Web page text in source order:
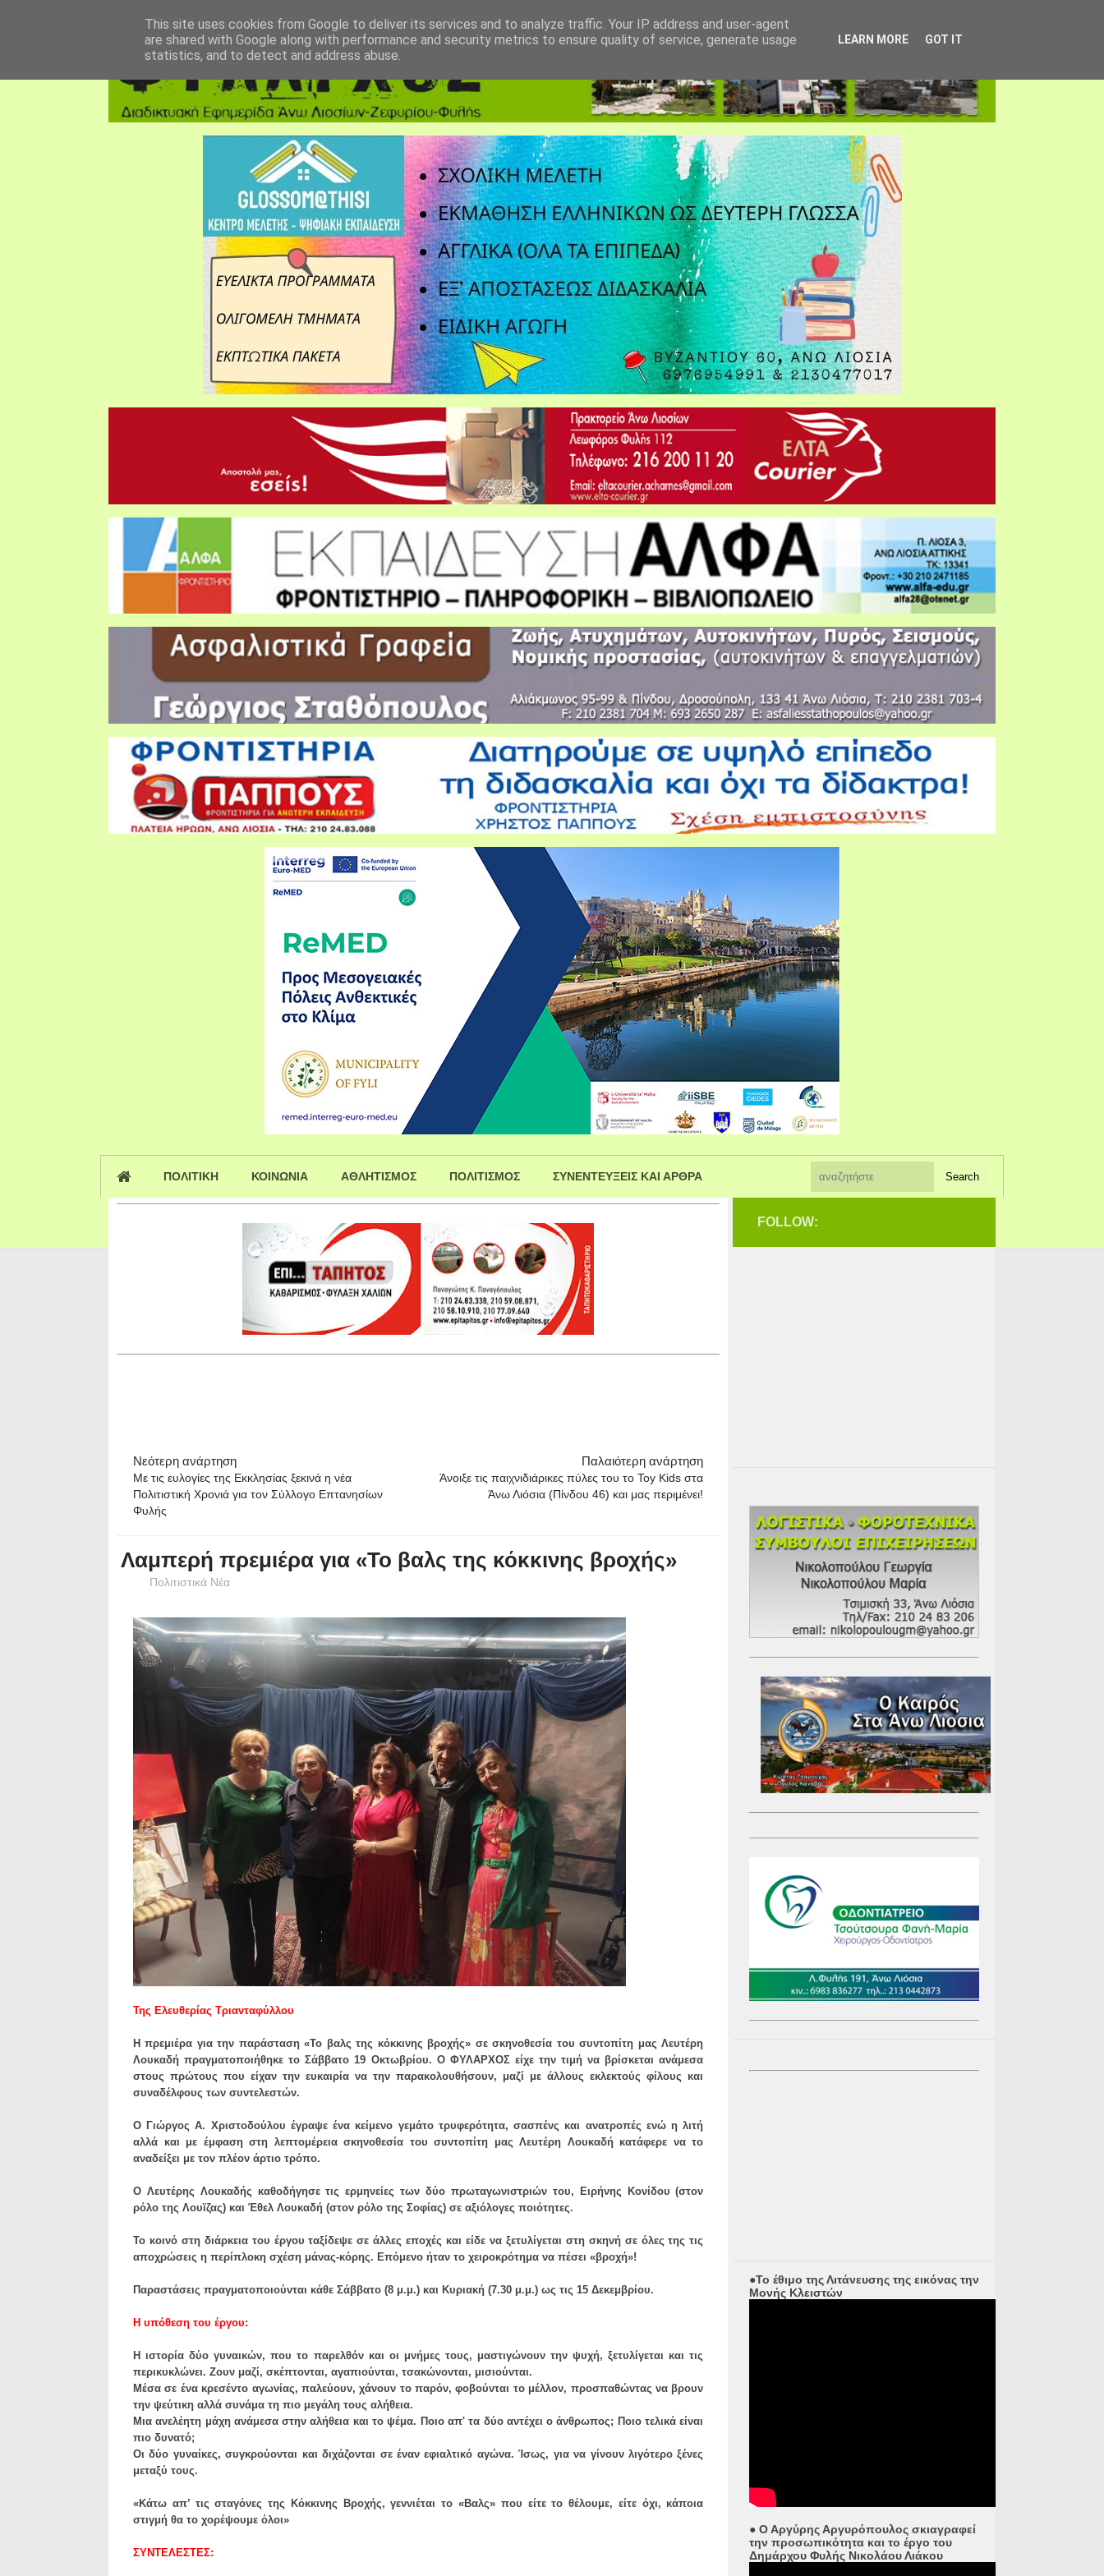
ΠΟΛΙΤΙΚΗ ΚΟΙΝΩΝΙΑ ΑΘΛΗΤΙΣΜΟΣ ΠΟΛΙΤΙΣΜΟΣ ΣΥΝΕΝΤΕΥΞΕΙΣ ΚΑΙ ΑΡΘΡΑ
Νεότερη ανάρτηση
Με τις ευλογίες της Εκκλησίας ξεκινά η νέα
Πολιτιστική Χρονιά για τον Σύλλογο Επτανησίων
Φυλής
Παλαιότερη ανάρτηση
Άνοιξε τις παιχνιδιάρικες πύλες του το Toy Kids στα
Άνω Λιόσια (Πίνδου 46) και μας περιμένει!
Λαμπερή πρεμιέρα για «Το βαλς της κόκκινης βροχής»
Πολιτιστικά Νέα
Της Ελευθερίας Τριανταφύλλου
Η πρεμιέρα για την παράσταση «Το βαλς της κόκκινης βροχής» σε σκηνοθεσία του συντοπίτη μας Λευτέρη
Λουκαδή πραγματοποιήθηκε το Σάββατο 19 Οκτωβρίου. Ο ΦΥΛΑΡΧΟΣ είχε την τιμή να βρίσκεται ανάμεσα
στους πρώτους που είχαν την ευκαιρία να την παρακολουθήσουν, μαζί με άλλους εκλεκτούς φίλους και
συναδέλφους των συντελεστών.
Ο Γιώργος Α. Χριστοδούλου έγραψε ένα κείμενο γεμάτο τρυφερότητα, σασπένς και ανατροπές ενώ η λιτή
αλλά και με έμφαση στη λεπτομέρεια σκηνοθεσία του συντοπίτη μας Λευτέρη Λουκαδή κατάφερε να το
αναδείξει με τον πλέον άρτιο τρόπο.
Ο Λευτέρης Λουκαδής καθοδήγησε τις ερμηνείες των δύο πρωταγωνιστριών του, Ειρήνης Κονίδου (στον
ρόλο της Λουϊζας) και Έθελ Λουκαδή (στον ρόλο της Σοφίας) σε αξιόλογες ποιότητες.
Το κοινό στη διάρκεια του έργου ταξίδεψε σε άλλες εποχές και είδε να ξετυλίγεται στη σκηνή σε όλες της τις
αποχρώσεις η περίπλοκη σχέση μάνας-κόρης. Επόμενο ήταν το χειροκρότημα να πέσει «βροχή»!
Παραστάσεις πραγματοποιούνται κάθε Σάββατο (8 μ.μ.) και Κυριακή (7.30 μ.μ.) ως τις 15 Δεκεμβρίου.
Η υπόθεση του έργου:
Η ιστορία δύο γυναικών, που το παρελθόν και οι μνήμες τους, μαστιγώνουν την ψυχή, ξετυλίγεται και τις
περικυκλώνει. Ζουν μαζί, σκέπτονται, αγαπιούνται, τσακώνονται, μισιούνται.
Μέσα σε ένα κρεσέντο αγωνίας, παλεύουν, χάνουν το παρόν, φοβούνται το μέλλον, προσπαθώντας να βρουν
την ψεύτικη αλλά συνάμα τη πιο μεγάλη τους αλήθεια.
Μια ανελέητη μάχη ανάμεσα στην αλήθεια και το ψέμα. Ποιο απ' τα δύο αντέχει ο άνθρωπος; Ποιο τελικά είναι
πιο δυνατό;
Οι δύο γυναίκες, συγκρούονται και διχάζονται σε έναν εφιαλτικό αγώνα. Ίσως, για να γίνουν λιγότερο ξένες
μεταξύ τους.
«Κάτω απ’ τις σταγόνες της Κόκκινης Βροχής, γεννιέται το «Βαλς» που είτε το θέλουμε, είτε όχι, κάποια
στιγμή θα το χορέψουμε όλοι»
ΣΥΝΤΕΛΕΣΤΕΣ:
FOLLOW:
●Το έθιμο της Λιτάνευσης της εικόνας την
Μονής Κλειστών
● Ο Αργύρης Αργυρόπουλος σκιαγραφεί
την προσωπικότητα και το έργο του
Δημάρχου Φυλής Νικολάου Λιάκου
This site uses cookies from Google to deliver its services and to analyze traffic. Your IP address and user-agent
are shared with Google along with performance and security metrics to ensure quality of service, generate usage
statistics, and to detect and address abuse.
LEARN MORE GOT IT